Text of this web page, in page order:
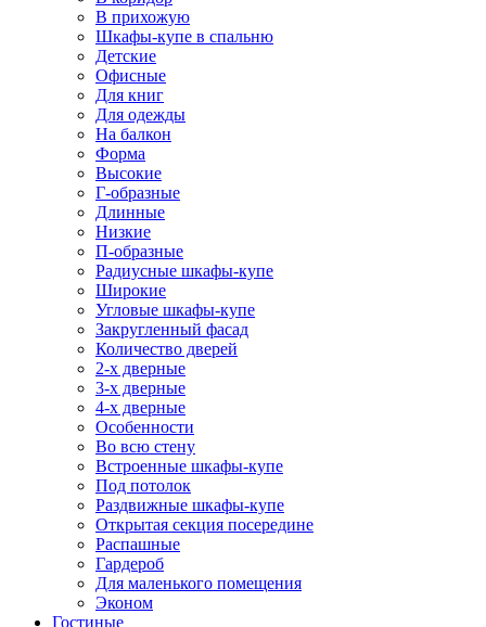
В прихожую
Шкафы-купе в спальню
Детские
Офисные
Для книг
Для одежды
На балкон
Форма
Высокие
Г-образные
Длинные
Низкие
П-образные
Радиусные шкафы-купе
Широкие
Угловые шкафы-купе
Закругленный фасад
Количество дверей
2-х дверные
3-х дверные
4-х дверные
Особенности
Во всю стену
Встроенные шкафы-купе
Под потолок
Раздвижные шкафы-купе
Открытая секция посередине
Распашные
Гардероб
Для маленького помещения
Эконом
Гостиные